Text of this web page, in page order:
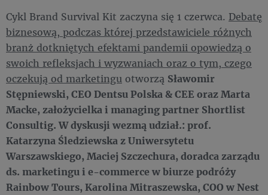
Cykl Brand Survival Kit zaczyna się 1 czerwca. Debatę
biznesową, podczas której przedstawiciele różnych
branż dotkniętych efektami pandemii opowiedzą o
swoich refleksjach i wyzwaniach oraz o tym, czego
oczekują od marketingu otworzą Sławomir
Stępniewski, CEO Dentsu Polska & CEE oraz Marta
Macke, założycielka i managing partner Shortlist
Consultig. W dyskusji wezmą udział.: prof.
Katarzyna Śledziewska z Uniwersytetu
Warszawskiego, Maciej Szczechura, doradca zarządu
ds. marketingu i e-commerce w biurze podróży
Rainbow Tours, Karolina Mitraszewska, COO w Nest